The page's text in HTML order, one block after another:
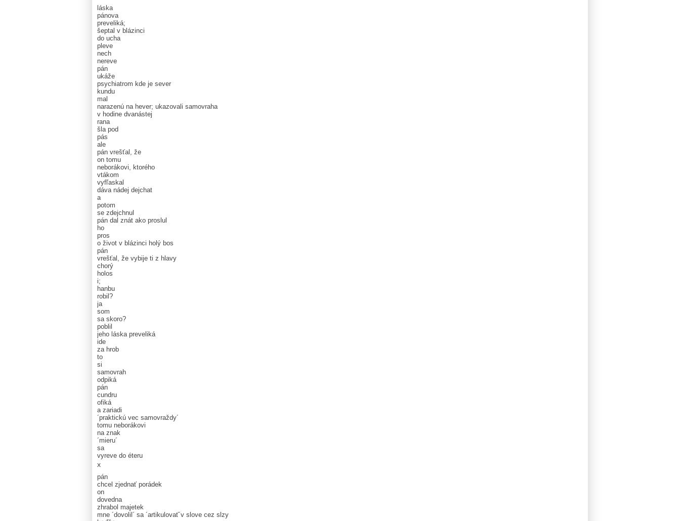
láska
pánova
preveliká;
šeptal v blázinci
do ucha
pleve
nech
nereve
pán
ukáže
psychiatrom kde je sever
kundu
mal
narazenú na hever; ukazovali samovraha
v hodine dvanástej
rana
šla pod
pás
ale
pán vrešťal, že
on tomu
neborákovi, ktorého
vtákom
vyfľaskal
dáva nádej dejchat
a
potom
se zdejchnul
pán dal znát ako proslul
ho
pros
o život v blázinci holý bos
pán
vrešťal, že vybije ti z hlavy
chorý
holos
i;
hanbu
robil?
ja
som
sa skoro?
poblil
jeho láska preveliká
ide
za hrob
to
si
samovrah
odpiká
pán
cundru
ofiká
a zariadi
´praktickú vec samovraždy´
tomu neborákovi
na znak
´mieru´
sa
vyreve do éteru
x
pán
chcel zjednať porádek
on
dovedna
zhrabol majetek
mne ´dovolil´ sa ´artikulovať´v slove cez slzy